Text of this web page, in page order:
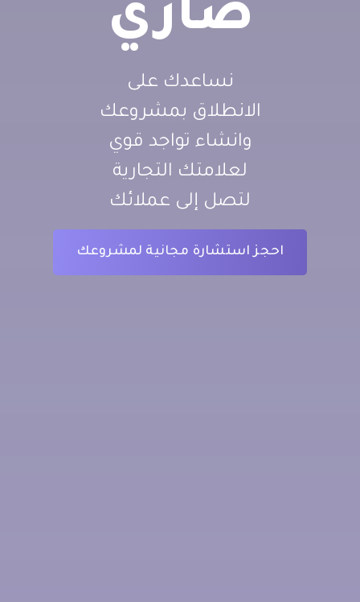
صاري
نساعدك على
الانطلاق بمشروعك
وانشاء تواجد قوي
لعلامتك التجارية
لتصل إلى عملائك
احجز استشارة مجانية لمشروعك